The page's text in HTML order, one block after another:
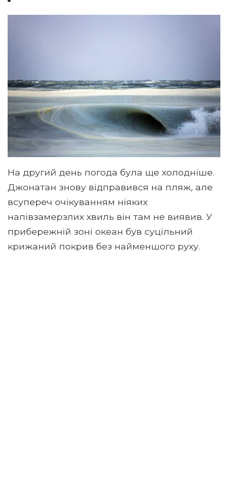
На другий день погода була ще холодніше.
Джонатан знову відправився на пляж, але
всупереч очікуванням ніяких
напівзамерзлих хвиль він там не виявив. У
прибережній зоні океан був суцільний
крижаний покрив без найменшого руху.